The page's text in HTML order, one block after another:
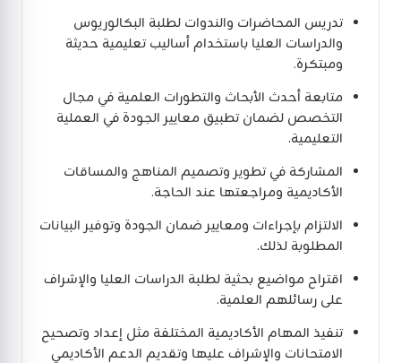
تدريس المحاضرات والندوات لطلبة البكالوريوس
والدراسات العليا باستخدام أساليب تعليمية حديثة
ومبتكرة.
متابعة أحدث الأبحاث والتطورات العلمية في مجال
التخصص لضمان تطبيق معايير الجودة في العملية
التعليمية.
المشاركة في تطوير وتصميم المناهج والمساقات
الأكاديمية ومراجعتها عند الحاجة.
الالتزام بإجراءات ومعايير ضمان الجودة وتوفير البيانات
المطلوبة لذلك.
اقتراح مواضيع بحثية لطلبة الدراسات العليا والإشراف
على رسائلهم العلمية.
تنفيذ المهام الأكاديمية المختلفة مثل إعداد وتصحيح
الامتحانات والإشراف عليها وتقديم الدعم الأكاديمي